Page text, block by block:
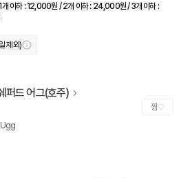
개 이하 : 12,000원 / 2개 이하 : 24,000원 / 3개 이하 :
제외)
퍼드 어그(호주)
찜